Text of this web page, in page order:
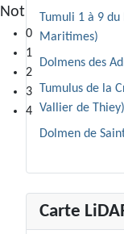
Notre-Dame-de-
0
1
2
3
4
Tumuli 1 à 9 du
Maritimes)
Dolmens des
Tumulus de la
Vallier de Thiey)
Dolmen de
Carte